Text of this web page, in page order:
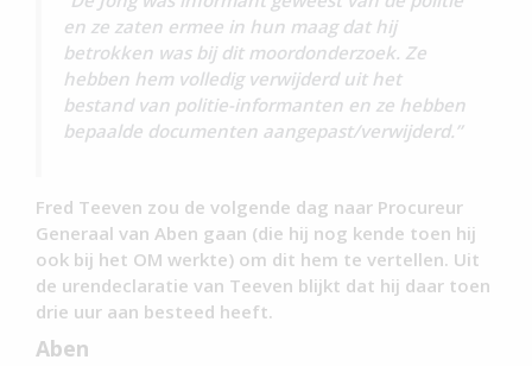
en ze zaten ermee in hun maag dat hij
betrokken was bij dit moordonderzoek. Ze
hebben hem volledig verwijderd uit het
bestand van politie-informanten en ze hebben
bepaalde documenten aangepast/verwijderd.”
Fred Teeven zou de volgende dag naar Procureur
Generaal van Aben gaan (die hij nog kende toen hij
ook bij het OM werkte) om dit hem te vertellen. Uit
de urendeclaratie van Teeven blijkt dat hij daar toen
drie uur aan besteed heeft.
Aben